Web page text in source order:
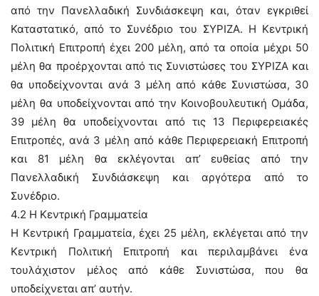
από την Πανελλαδική Συνδιάσκεψη και, όταν εγκριθεί
Καταστατικό, από το Συνέδριο του ΣΥΡΙΖΑ. Η Κεντρική
Πολιτική Επιτροπή έχει 200 μέλη, από τα οποία μέχρι 50
μέλη θα προέρχονται από τις Συνιστώσες του ΣΥΡΙΖΑ και
θα υποδείχνονται ανά 3 μέλη από κάθε Συνιστώσα, 30
μέλη θα υποδείχνονται από την Κοινοβουλευτική Ομάδα,
39 μέλη θα υποδείχνονται από τις 13 Περιφερειακές
Επιτροπές, ανά 3 μέλη από κάθε Περιφερειακή Επιτροπή
και 81 μέλη θα εκλέγονται απ’ ευθείας από την
Πανελλαδική Συνδιάσκεψη και αργότερα από το
Συνέδριο.
4.2 Η Κεντρική Γραμματεία
Η Κεντρική Γραμματεία, έχει 25 μέλη, εκλέγεται από την
Κεντρική Πολιτική Επιτροπή και περιλαμβάνει ένα
τουλάχιστον μέλος από κάθε Συνιστώσα, που θα
υποδείχνεται απ’ αυτήν.